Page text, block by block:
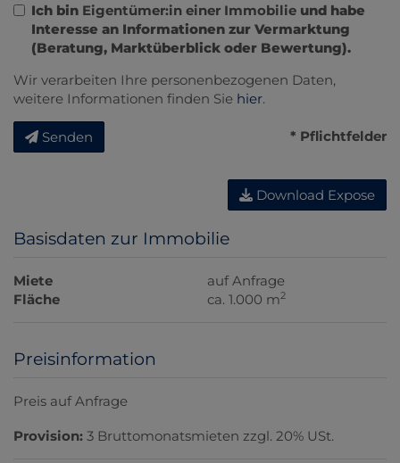
Ich bin Eigentümer:in einer Immobilie und habe
Interesse an Informationen zur Vermarktung
(Beratung, Marktüberblick oder Bewertung).
Wir verarbeiten Ihre personenbezogenen Daten,
weitere Informationen finden Sie hier.
Senden * Pflichtfelder
Download Expose
Basisdaten zur Immobilie
Miete
auf Anfrage
Fläche
ca. 1.000 m2
Preisinformation
Preis auf Anfrage
Provision: 3 Bruttomonatsmieten zzgl. 20% USt.